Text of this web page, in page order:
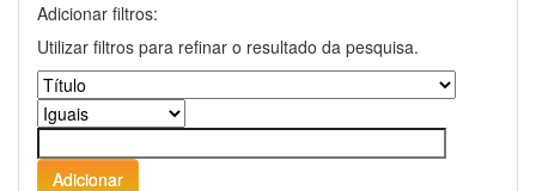
Adicionar filtros:
Utilizar filtros para refinar o resultado da pesquisa.